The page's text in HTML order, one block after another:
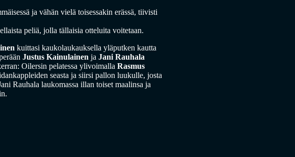
ja vähän vielä toisessakin erässä, tiivisti
peliä, jolla tällaisia otteluita voitetaan.
kuittasi kaukolaukauksella yläputken kautta
Justus Kainulainen ja Jani Rauhala
Oilersin pelatessa ylivoimalla Rasmus
seasta ja siirsi pallon luukulle, josta
Rauhala laukomassa illan toiset maalinsa ja